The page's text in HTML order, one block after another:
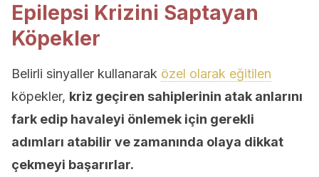
Epilepsi Krizini Saptayan
Köpekler
Belirli sinyaller kullanarak özel olarak eğitilen
köpekler, kriz geçiren sahiplerinin atak anlarını
fark edip havaleyi önlemek için gerekli
adımları atabilir ve zamanında olaya dikkat
çekmeyi başarırlar.